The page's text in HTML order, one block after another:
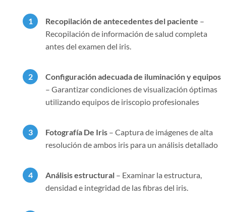
Recopilación de antecedentes del paciente –
Recopilación de información de salud completa
antes del examen del iris.
Configuración adecuada de iluminación y equipos
– Garantizar condiciones de visualización óptimas
utilizando equipos de iriscopio profesionales
Fotografía De Iris – Captura de imágenes de alta
resolución de ambos iris para un análisis detallado
Análisis estructural – Examinar la estructura,
densidad e integridad de las fibras del iris.